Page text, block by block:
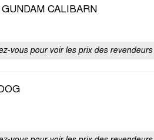
CALIBARN
vous pour voir les prix des revendeurs